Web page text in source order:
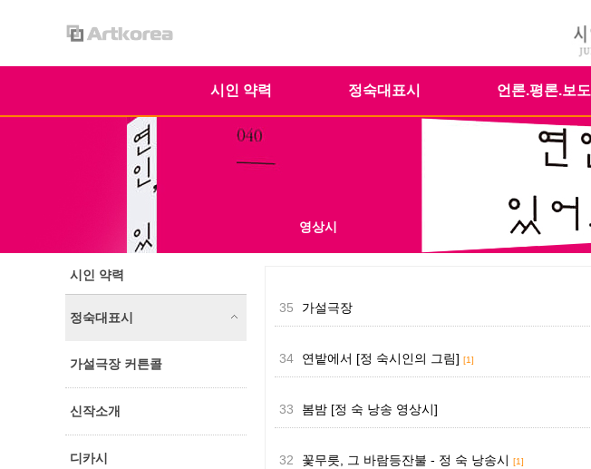
시인 약력 정숙대표시 언론.평론.보도
시인 약력
정숙대표시
가설극장 커튼콜
신작소개
디카시
영상시
35 가설극장
34 연밭에서 [정 숙시인의 그림] [1]
33 봄밤 [정 숙 낭송 영상시]
32 꽃무릇, 그 바람등잔불 - 정 숙 낭송시 [1]